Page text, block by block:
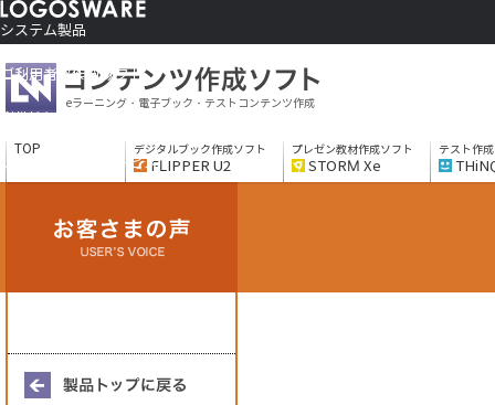
システム製品
コンテンツ作成ソフト
ソリューションサービス
ご利用者さま向け
eラーニング・電子ブック・テストコンテンツ作成
TOP デジタルブック作成ソフト
FLIPPER U2
プレゼン教材作成ソフト
STORM Xe
テスト作